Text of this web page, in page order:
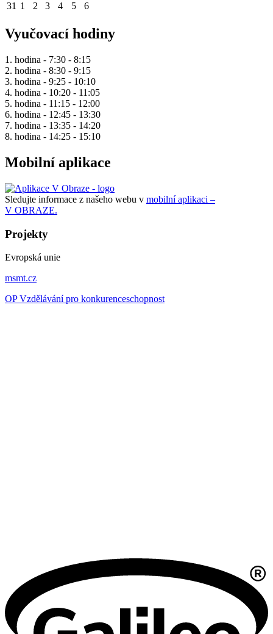
31 1 2 3 4 5 6
Vyučovací hodiny
1. hodina - 7:30 - 8:15
2. hodina - 8:30 - 9:15
3. hodina - 9:25 - 10:10
4. hodina - 10:20 - 11:05
5. hodina - 11:15 - 12:00
6. hodina - 12:45 - 13:30
7. hodina - 13:35 - 14:20
8. hodina - 14:25 - 15:10
Mobilní aplikace
Sledujte informace z našeho webu v mobilní aplikaci –
V OBRAZE.
Projekty
Evropská unie
msmt.cz
OP Vzdělávání pro konkurenceschopnost